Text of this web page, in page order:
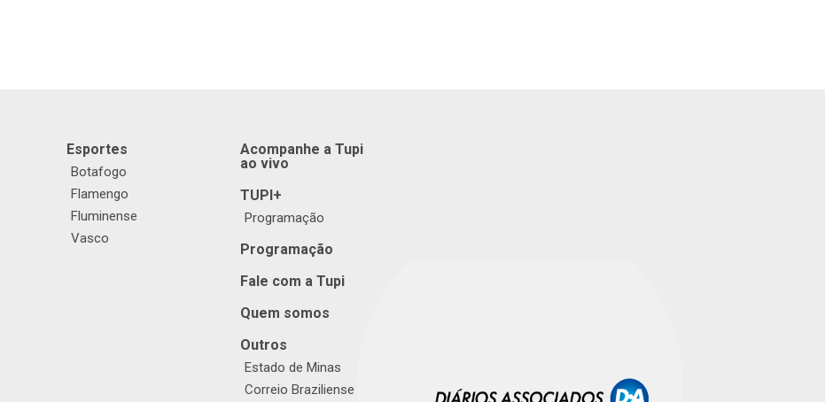
Esportes
Botafogo
Flamengo
Fluminense
Vasco
Acompanhe a Tupi
ao vivo
TUPI+
Programação
Programação
Fale com a Tupi
Quem somos
Outros
Estado de Minas
Correio Braziliense